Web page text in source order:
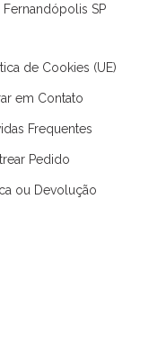
Fernandópolis SP
de Cookies (UE)
em Contato
Frequentes
Pedido
ou Devolução